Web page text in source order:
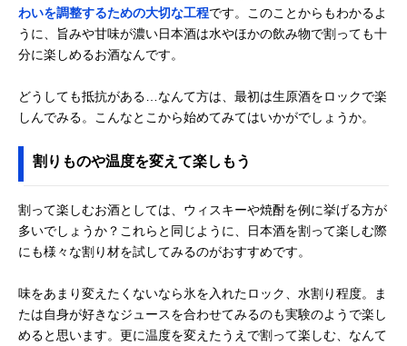
わいを調整するための大切な工程です。このことからもわかるよ
うに、旨みや甘味が濃い日本酒は水やほかの飲み物で割っても十
分に楽しめるお酒なんです。
どうしても抵抗がある…なんて方は、最初は生原酒をロックで楽
しんでみる。こんなとこから始めてみてはいかがでしょうか。
割りものや温度を変えて楽しもう
割って楽しむお酒としては、ウィスキーや焼酎を例に挙げる方が
多いでしょうか？これらと同じように、日本酒を割って楽しむ際
にも様々な割り材を試してみるのがおすすめです。
味をあまり変えたくないなら氷を入れたロック、水割り程度。ま
たは自身が好きなジュースを合わせてみるのも実験のようで楽し
めると思います。更に温度を変えたうえで割って楽しむ、なんて